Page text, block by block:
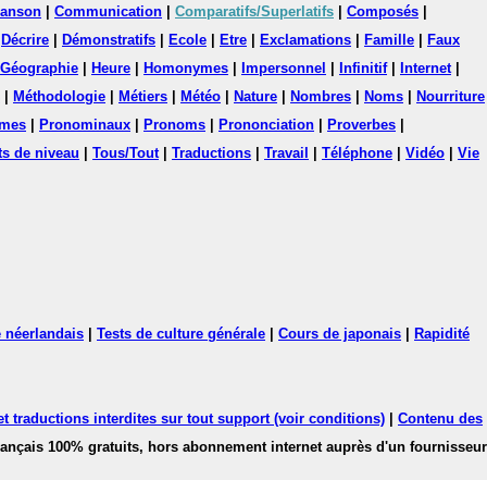
Communication Comparatifs/Superlatifs Composés
Décrire Démonstratifs Ecole Etre Exclamations Famille
Faux
Géographie Heure Homonymes Impersonnel Infinitif| Internet|
Méthodologie Métiers Météo Nature Nombres Noms
Nourriture
Pronominaux Pronoms Prononciation Proverbes
de niveau Tous/Tout| Traductions Travail Téléphone Vidéo
Vie
néerlandais Tests de culture générale Cours de japonais
Rapidité
traductions interdites sur tout support (voir conditions)
Contenu des
100% gratuits, hors abonnement internet auprès d'un fournisseur